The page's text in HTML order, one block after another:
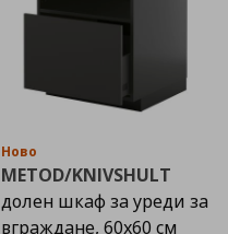
Ново
METOD/KNIVSHULT
долен шкаф за уреди за
вграждане, 60x60 см